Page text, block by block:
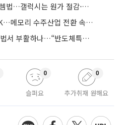
메모리값 폭등에 달라진 셈법…갤럭시는 원가 절감·아이폰은 서비스 확대
‘5년 LTA’ 늘리는 삼성·SK…메모리 수주산업 전환 속 다른 셈법
주52시간 특례, 메가특구법서 부활하나…“반도체특별법 담겨야”
슬퍼요
0
추가취재 원해요
0